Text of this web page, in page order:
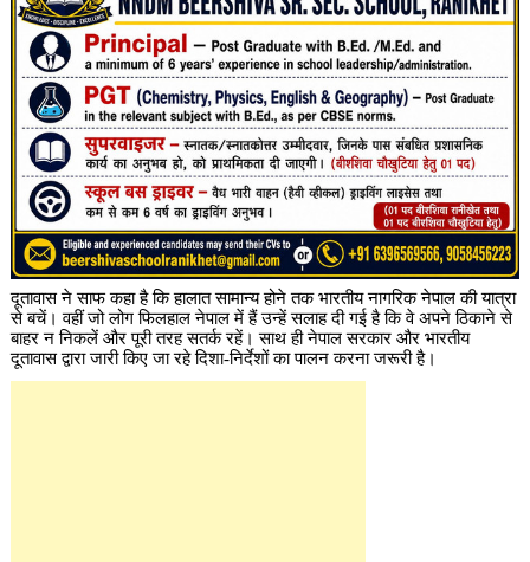
दूतावास ने साफ कहा है कि हालात सामान्य होने तक भारतीय नागरिक नेपाल की यात्रा
से बचें। वहीं जो लोग फिलहाल नेपाल में हैं उन्हें सलाह दी गई है कि वे अपने ठिकाने से
बाहर न निकलें और पूरी तरह सतर्क रहें। साथ ही नेपाल सरकार और भारतीय
दूतावास द्वारा जारी किए जा रहे दिशा-निर्देशों का पालन करना जरूरी है।